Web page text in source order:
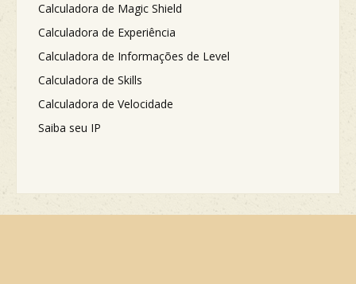
Calculadora de Magic Shield
Calculadora de Experiência
Calculadora de Informações de Level
Calculadora de Skills
Calculadora de Velocidade
Saiba seu IP